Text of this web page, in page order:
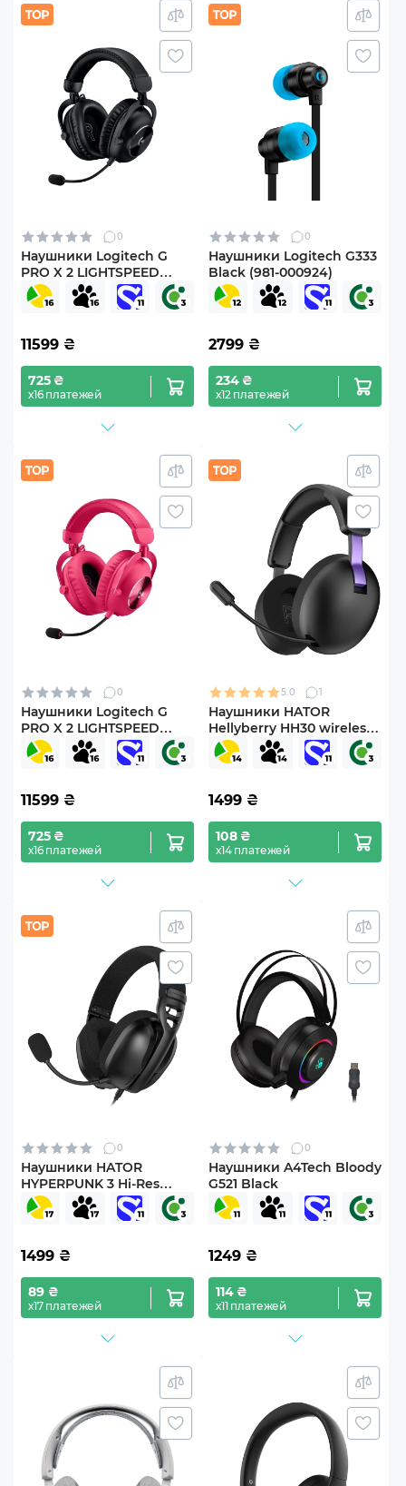
0
Наушники Logitech G
PRO X 2 LIGHTSPEED
Wireless Black (981-
001263)
11599 ₴
725 ₴
х16 платежей
0
Наушники Logitech G333
Black (981-000924)
2799 ₴
234 ₴
х12 платежей
0
Наушники Logitech G
PRO X 2 LIGHTSPEED
Wireless Pink (981-001275)
11599 ₴
725 ₴
х16 платежей
5.0 1
Наушники HATOR
Hellyberry HH30 wireless
Black-violet
1499 ₴
108 ₴
х14 платежей
0
Наушники HATOR
HYPERPUNK 3 Hi-Res
(ESH01) black
1499 ₴
89 ₴
х17 платежей
0
Наушники A4Tech Bloody
G521 Black
1249 ₴
114 ₴
х11 платежей